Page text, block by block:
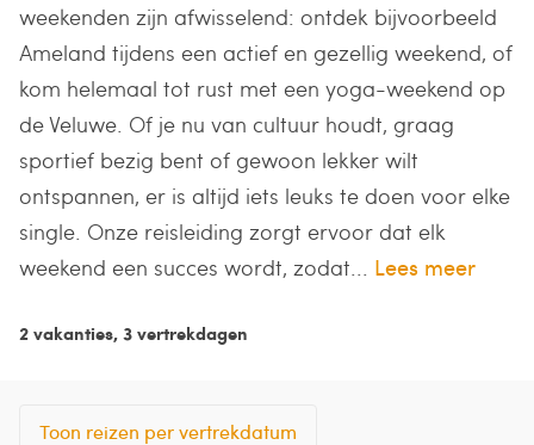
weekenden zijn afwisselend: ontdek bijvoorbeeld
Ameland tijdens een actief en gezellig weekend, of
kom helemaal tot rust met een yoga-weekend op
de Veluwe. Of je nu van cultuur houdt, graag
sportief bezig bent of gewoon lekker wilt
ontspannen, er is altijd iets leuks te doen voor elke
single. Onze reisleiding zorgt ervoor dat elk
weekend een succes wordt, zodat... Lees meer
2 vakanties, 3 vertrekdagen
Toon reizen per vertrekdatum